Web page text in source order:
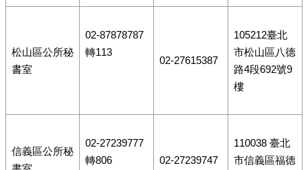
松山區公所秘
書室
02-87878787
轉113
02-27615387
105212臺北
市松山區八德
路4段692號9
樓
信義區公所秘
02-27239777
轉806
02-27239747
110038 臺北
市信義區福德